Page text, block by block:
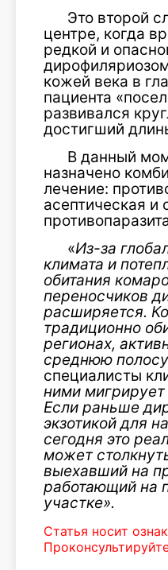
Это второй
центре, когда
редкой и
кожей века в
пациента
развивался
достигший
В данный
назначено
лечение:
асептическая и
«Из-за
климата и
обитания
переносчиков
расширяется.
традиционно
регионах,
среднюю
специалисты
ними
Если раньше
экзотикой для
сегодня это
может
выехавший на
работающий на
участке».
Статья носит